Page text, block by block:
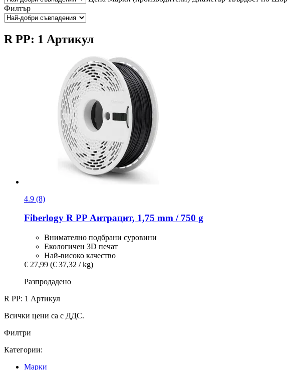
Филтър
R PP: 1 Артикул
4.9 (8)
Fiberlogy R PP Антрацит, 1,75 mm / 750 g
Внимателно подбрани суровини
Екологичен 3D печат
Най-високо качество
€ 27,99 (€ 37,32 / kg)
Разпродадено
R PP: 1 Артикул
Всички цени са с ДДС.
Филтри
Категории:
Mарки